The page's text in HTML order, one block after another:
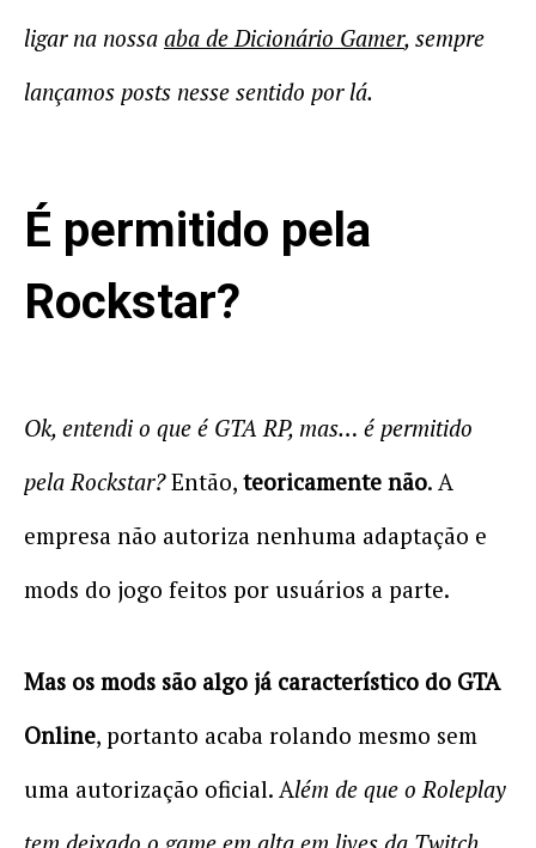
ligar na nossa aba de Dicionário Gamer, sempre
lançamos posts nesse sentido por lá.
É permitido pela
Rockstar?
Ok, entendi o que é GTA RP, mas… é permitido
pela Rockstar?Então, teoricamente não. A
empresa não autoriza nenhuma adaptação e
mods do jogo feitos por usuários a parte.
Mas os mods são algo já característico do GTA
Online, portanto acaba rolando mesmo sem
uma autorização oficial. Além de que o Roleplay
tem deixado o game em alta em lives da Twitch